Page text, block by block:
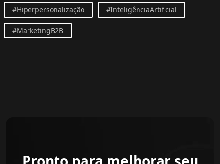
#Hiperpersonalização #InteligênciaArtificial
#MarketingB2B